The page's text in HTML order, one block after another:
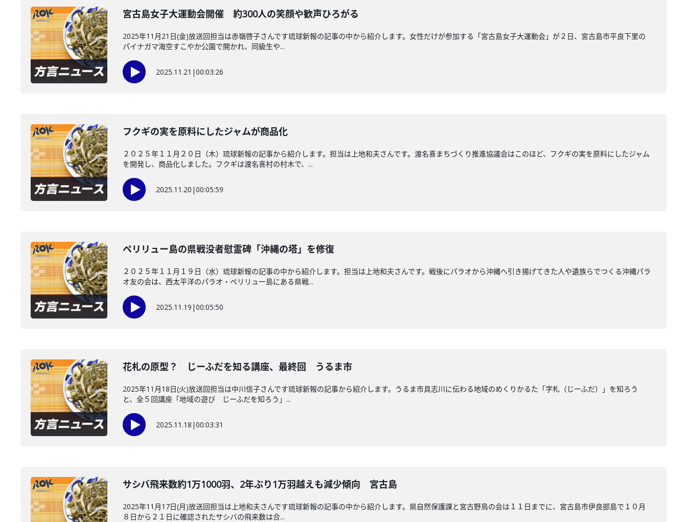
宮古島女子大運動会開催 約300人の笑顔や歓声ひろがる
2025年11月21日(金)放送回担当は赤嶺啓子さんです琉球新報の記事の中から紹介します。女性だけが参加する「宮古島女子大運動会」が２日、宮古島市平良下里の
パイナガマ海空すこやか公園で開かれ、同級生や...
2025.11.21 |00:03:26
フクギの実を原料にしたジャムが商品化
２０２５年１１月２０日（木）琉球新報の記事から紹介します。担当は上地和夫さんです。渡名喜まちづくり推進協議会はこのほど、フクギの実を原料にしたジャム
を開発し、商品化しました。フクギは渡名喜村の村木で、...
2025.11.20 |00:05:59
ペリリュー島の県戦没者慰霊碑「沖縄の塔」を修復
２０２５年１１月１９日（水）琉球新報の記事の中から紹介します。担当は上地和夫さんです。戦後にパラオから沖縄へ引き揚げてきた人や遺族らでつくる沖縄パラ
オ友の会は、西太平洋のパラオ・ペリリュー島にある県戦...
2025.11.19 |00:05:50
花札の原型？ じーふだを知る講座、最終回 うるま市
2025年11月18日(火)放送回担当は中川信子さんです琉球新報の記事から紹介します。うるま市具志川に伝わる地域のめくりかるた「字札（じーふだ）」を知ろう
と、全５回講座「地域の遊び じーふだを知ろう」...
2025.11.18 |00:03:31
サシバ飛来数約1万1000羽、2年ぶり1万羽越えも減少傾向 宮古島
2025年11月17日(月)放送回担当は上地和夫さんです琉球新報の記事の中から紹介します。県自然保護課と宮古野鳥の会は１１日までに、宮古島市伊良部島で１０月
８日から２１日に確認されたサシバの飛来数は合...